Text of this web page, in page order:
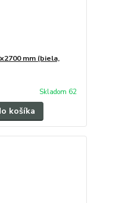
mm (biela,
Skladom 62
košíka